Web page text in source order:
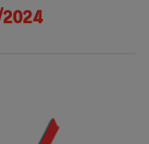
2024